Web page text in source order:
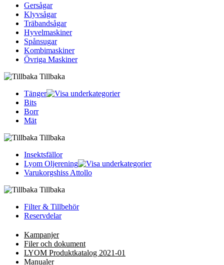
Gersågar
Klyvsågar
Träbandsågar
Hyvelmaskiner
Spånsugar
Kombimaskiner
Övriga Maskiner
Tillbaka
Tänger
Bits
Borr
Mät
Tillbaka
Insektsfällor
Lyom Oljerening
Varukorgshiss Attollo
Tillbaka
Filter & Tillbehör
Reservdelar
Kampanjer
Filer och dokument
LYOM Produktkatalog 2021-01
Manualer